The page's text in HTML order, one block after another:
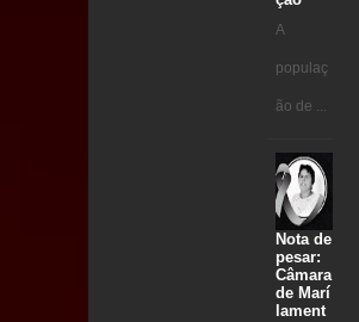
A
populaç
ão de ...
Nota de
pesar:
Câmara
de Marí
lament